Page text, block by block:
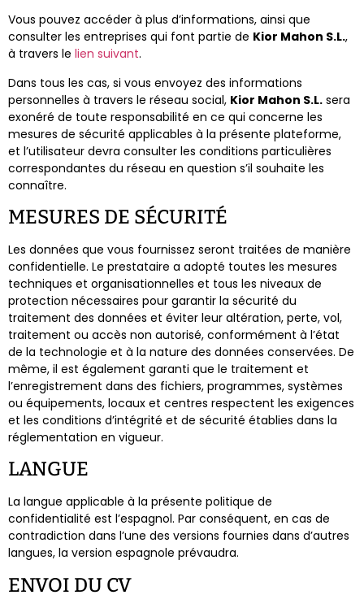
Vous pouvez accéder à plus d’informations, ainsi que
consulter les entreprises qui font partie de Kior Mahon S.L.,
à travers le lien suivant.
Dans tous les cas, si vous envoyez des informations
personnelles à travers le réseau social, Kior Mahon S.L. sera
exonéré de toute responsabilité en ce qui concerne les
mesures de sécurité applicables à la présente plateforme,
et l’utilisateur devra consulter les conditions particulières
correspondantes du réseau en question s’il souhaite les
connaître.
MESURES DE SÉCURITÉ
Les données que vous fournissez seront traitées de manière
confidentielle. Le prestataire a adopté toutes les mesures
techniques et organisationnelles et tous les niveaux de
protection nécessaires pour garantir la sécurité du
traitement des données et éviter leur altération, perte, vol,
traitement ou accès non autorisé, conformément à l’état
de la technologie et à la nature des données conservées. De
même, il est également garanti que le traitement et
l’enregistrement dans des fichiers, programmes, systèmes
ou équipements, locaux et centres respectent les exigences
et les conditions d’intégrité et de sécurité établies dans la
réglementation en vigueur.
LANGUE
La langue applicable à la présente politique de
confidentialité est l’espagnol. Par conséquent, en cas de
contradiction dans l’une des versions fournies dans d’autres
langues, la version espagnole prévaudra.
ENVOI DU CV